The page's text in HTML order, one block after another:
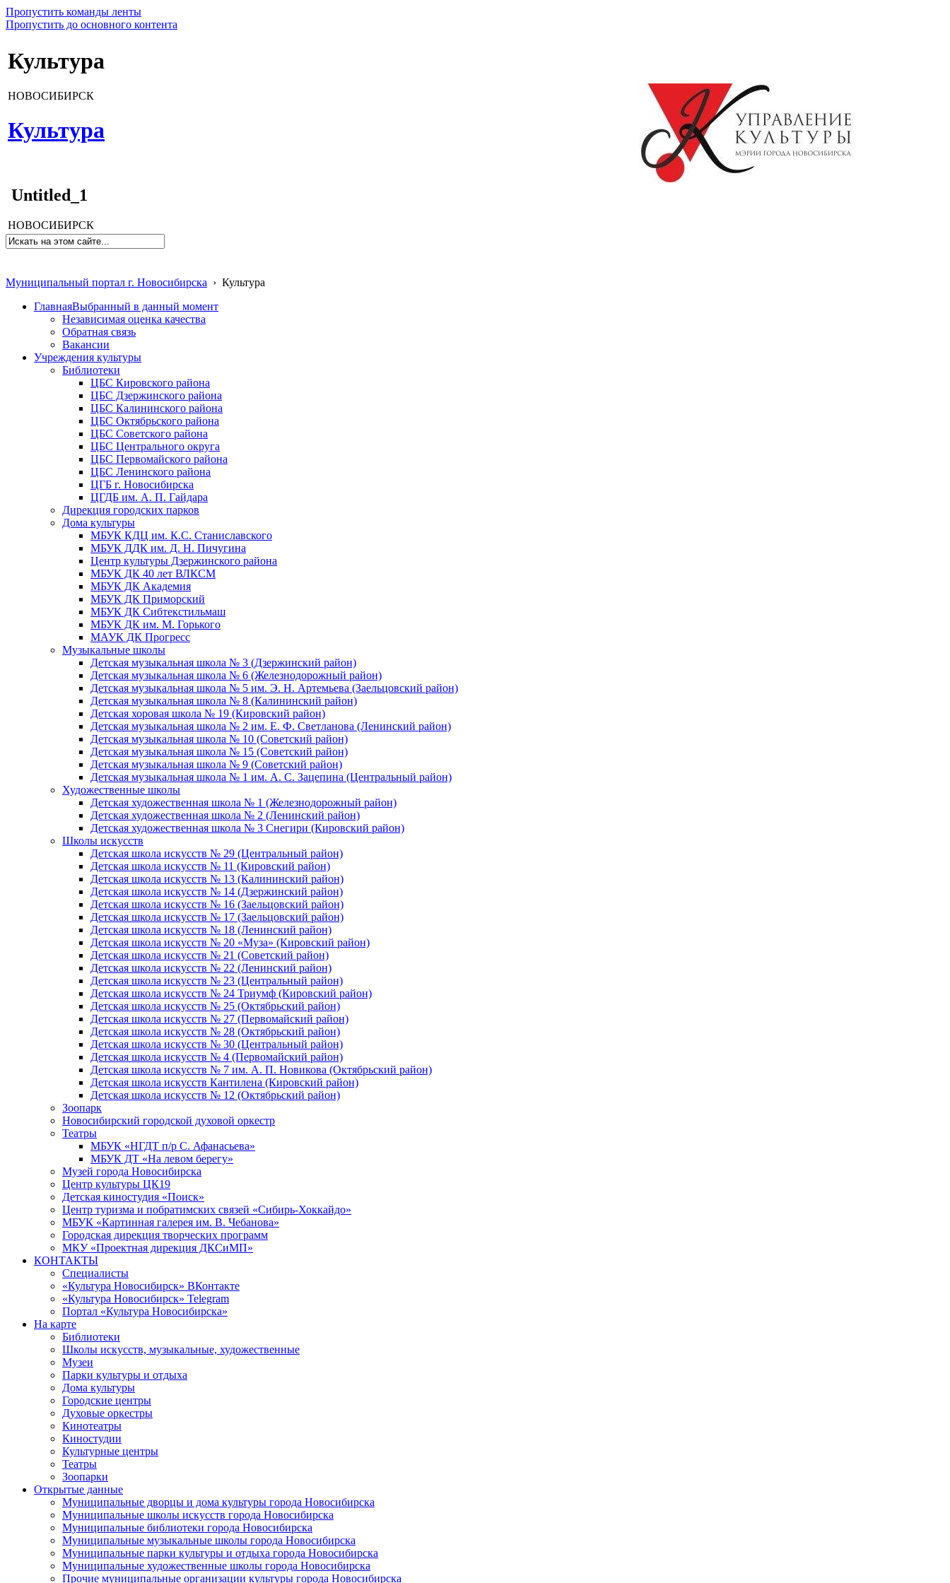
Пропустить команды ленты
Пропустить до основного контента
Культура
НОВОСИБИРСК
Культура
Untitled_1
НОВОСИБИРСК
Муниципальный портал г. Новосибирска › Культура
ГлавнаяВыбранный в данный момент
Независимая оценка качества
Обратная связь
Вакансии
Учреждения культуры
Библиотеки
ЦБС Кировского района
ЦБС Дзержинского района
ЦБС Калининского района
ЦБС Октябрьского района
ЦБС Советского района
ЦБС Центрального округа
ЦБС Первомайского района
ЦБС Ленинского района
ЦГБ г. Новосибирска
ЦГДБ им. А. П. Гайдара
Дирекция городских парков
Дома культуры
МБУК КДЦ им. К.С. Станиславского
МБУК ДДК им. Д. Н. Пичугина
Центр культуры Дзержинского района
МБУК ДК 40 лет ВЛКСМ
МБУК ДК Академия
МБУК ДК Приморский
МБУК ДК Сибтекстильмаш
МБУК ДК им. М. Горького
МАУК ДК Прогресс
Музыкальные школы
Детская музыкальная школа № 3 (Дзержинский район)
Детская музыкальная школа № 6 (Железнодорожный район)
Детская музыкальная школа № 5 им. Э. Н. Артемьева (Заельцовский район)
Детская музыкальная школа № 8 (Калининский район)
Детская хоровая школа № 19 (Кировский район)
Детская музыкальная школа № 2 им. Е. Ф. Светланова (Ленинский район)
Детская музыкальная школа № 10 (Советский район)
Детская музыкальная школа № 15 (Советский район)
Детская музыкальная школа № 9 (Советский район)
Детская музыкальная школа № 1 им. А. С. Зацепина (Центральный район)
Художественные школы
Детская художественная школа № 1 (Железнодорожный район)
Детская художественная школа № 2 (Ленинский район)
Детская художественная школа № 3 Снегири (Кировский район)
Школы искусств
Детская школа искусств № 29 (Центральный район)
Детская школа искусств № 11 (Кировский район)
Детская школа искусств № 13 (Калининский район)
Детская школа искусств № 14 (Дзержинский район)
Детская школа искусств № 16 (Заельцовский район)
Детская школа искусств № 17 (Заельцовский район)
Детская школа искусств № 18 (Ленинский район)
Детская школа искусств № 20 «Муза» (Кировский район)
Детская школа искусств № 21 (Советский район)
Детская школа искусств № 22 (Ленинский район)
Детская школа искусств № 23 (Центральный район)
Детская школа искусств № 24 Триумф (Кировский район)
Детская школа искусств № 25 (Октябрьский район)
Детская школа искусств № 27 (Первомайский район)
Детская школа искусств № 28 (Октябрьский район)
Детская школа искусств № 30 (Центральный район)
Детская школа искусств № 4 (Первомайский район)
Детская школа искусств № 7 им. А. П. Новикова (Октябрьский район)
Детская школа искусств Кантилена (Кировский район)
Детская школа искусств № 12 (Октябрьский район)
Зоопарк
Новосибирский городской духовой оркестр
Театры
МБУК «НГДТ п/р С. Афанасьева»
МБУК ДТ «На левом берегу»
Музей города Новосибирска
Центр культуры ЦК19
Детская киностудия «Поиск»
Центр туризма и побратимских связей «Сибирь-Хоккайдо»
МБУК «Картинная галерея им. В. Чебанова»
Городская дирекция творческих программ
МКУ «Проектная дирекция ДКСиМП»
КОНТАКТЫ
Специалисты
«Культура Новосибирск» ВКонтакте
«Культура Новосибирск» Telegram
Портал «Культура Новосибирска»
На карте
Библиотеки
Школы искусств, музыкальные, художественные
Музеи
Парки культуры и отдыха
Дома культуры
Городские центры
Духовые оркестры
Кинотеатры
Киностудии
Культурные центры
Театры
Зоопарки
Открытые данные
Муниципальные дворцы и дома культуры города Новосибирска
Муниципальные школы искусств города Новосибирска
Муниципальные библиотеки города Новосибирска
Муниципальные музыкальные школы города Новосибирска
Муниципальные парки культуры и отдыха города Новосибирска
Муниципальные художественные школы города Новосибирска
Прочие муниципальные организации культуры города Новосибирска